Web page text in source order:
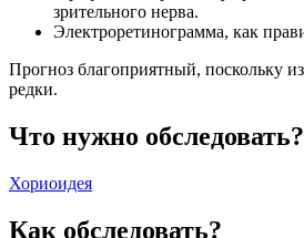
зрительного нерва.
Электроретинограмма, как
Прогноз благоприятный, поскольку
редки.
Что нужно обследовать?
Хориоидея
Как обследовать?